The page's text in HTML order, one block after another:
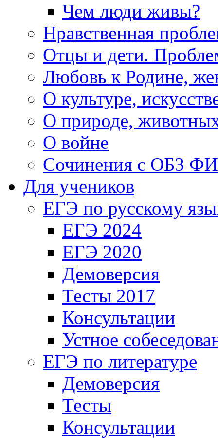
Чем люди живы?
Нравственная
Отцы и дети.
Любовь к Родине,
О культуре,
О природе,
О войне
Сочинения с ОБЗ
Для учеников
ЕГЭ по русскому
ЕГЭ 2024
ЕГЭ 2020
Демоверсия
Тесты 2017
Консультации
Устное
ЕГЭ по литературе
Демоверсия
Тесты
Консультации